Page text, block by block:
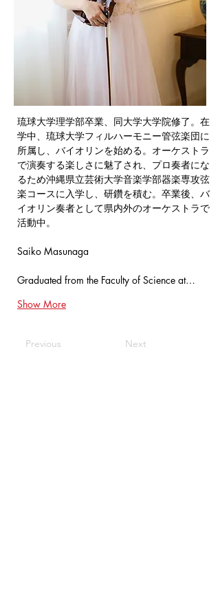
琉球大学理学部卒業、同大学大学院修了。在
学中、琉球大学フィルハーモニー管弦楽団に
所属し、バイオリンを始める。オーケストラ
で演奏する楽しさに魅了され、プロ奏者にな
るため沖縄県立芸術大学音楽学部器楽専攻弦
楽コースに入学し、研鑽を積む。卒業後、バ
イオリン奏者として県内外のオーケストラで
活動中。
Saiko Masunaga
Graduated from the Faculty of Science at…
Show More
Previous Next